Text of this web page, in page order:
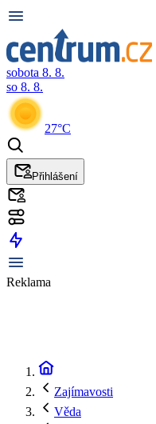
sobota 8. 8.
so 8. 8.
27°C
Přihlášení
Reklama
Zajímavosti
Věda